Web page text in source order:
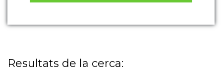
Resultats de la cerca: